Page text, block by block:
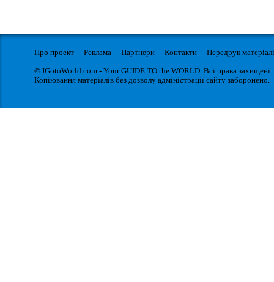
Про проект Реклама Партнери Контакти
Передрук
© IGotoWorld.com - Your GUIDE TO the WORLD. Всі права захищені.
Копіювання матеріалів без дозволу адміністрації сайту заборонено.